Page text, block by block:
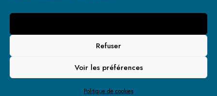
Refuser
Voir les préférences
Politique de cookies
© 2026 Ville de Princeville. | Tous droits réservés.